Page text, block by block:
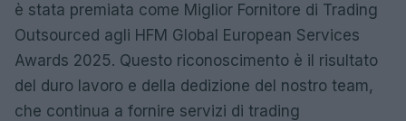
è stata premiata come Miglior Fornitore di Trading
Outsourced agli HFM Global European Services
Awards 2025. Questo riconoscimento è il risultato
del duro lavoro e della dedizione del nostro team,
che continua a fornire servizi di trading